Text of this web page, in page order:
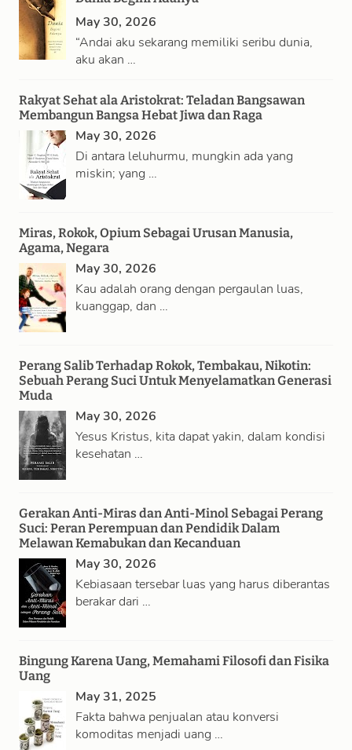
r
c
h
May 30, 2026
“Andai aku sekarang memiliki seribu dunia,
aku akan …
Rakyat Sehat ala Aristokrat: Teladan Bangsawan
Membangun Bangsa Hebat Jiwa dan Raga
May 30, 2026
Di antara leluhurmu, mungkin ada yang
miskin; yang …
Miras, Rokok, Opium Sebagai Urusan Manusia,
Agama, Negara
May 30, 2026
Kau adalah orang dengan pergaulan luas,
kuanggap, dan …
Perang Salib Terhadap Rokok, Tembakau, Nikotin:
Sebuah Perang Suci Untuk Menyelamatkan Generasi
Muda
May 30, 2026
Yesus Kristus, kita dapat yakin, dalam kondisi
kesehatan …
Gerakan Anti-Miras dan Anti-Minol Sebagai Perang
Suci: Peran Perempuan dan Pendidik Dalam
Melawan Kemabukan dan Kecanduan
May 30, 2026
Kebiasaan tersebar luas yang harus diberantas
berakar dari …
Bingung Karena Uang, Memahami Filosofi dan Fisika
Uang
May 31, 2025
Fakta bahwa penjualan atau konversi
komoditas menjadi uang …